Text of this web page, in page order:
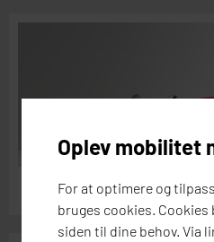
Pit stop i ferien
Oplev mobilitet
For at optimere og
bruges cookies.
siden til dine behov. Via